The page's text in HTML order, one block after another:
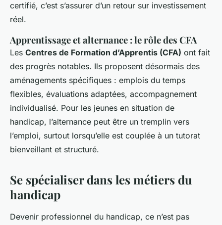
certifié, c’est s’assurer d’un retour sur investissement
réel.
Apprentissage et alternance : le rôle des CFA
Les Centres de Formation d’Apprentis (CFA) ont fait
des progrès notables. Ils proposent désormais des
aménagements spécifiques : emplois du temps
flexibles, évaluations adaptées, accompagnement
individualisé. Pour les jeunes en situation de
handicap, l’alternance peut être un tremplin vers
l’emploi, surtout lorsqu’elle est couplée à un tutorat
bienveillant et structuré.
Se spécialiser dans les métiers du
handicap
Devenir professionnel du handicap, ce n’est pas